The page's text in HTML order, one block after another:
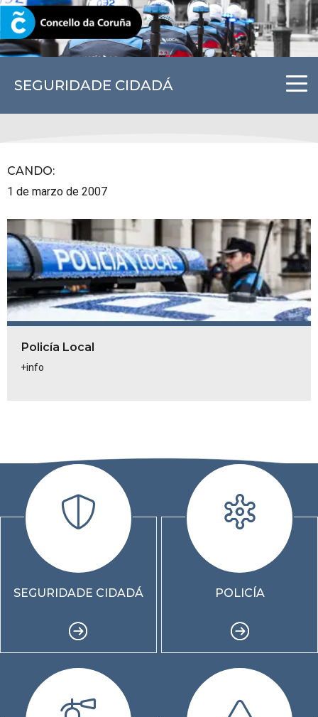
SEGURIDADE CIDADÁ
CORUNA.GAL
CANDO:
1 de marzo de 2007
Policía Local
+info
SEGURIDADE CIDADÁ POLICÍA